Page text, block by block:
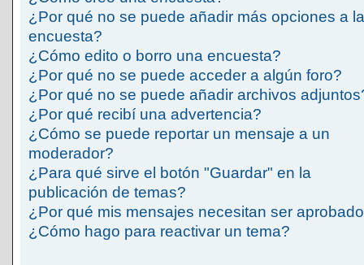
¿Por qué no se puede añadir más opciones a la
encuesta?
¿Cómo edito o borro una encuesta?
¿Por qué no se puede acceder a algún foro?
¿Por qué no se puede añadir archivos
¿Por qué recibí una advertencia?
¿Cómo se puede reportar un mensaje a un
moderador?
¿Para qué sirve el botón "Guardar" en la
publicación de temas?
¿Por qué mis mensajes necesitan ser
¿Cómo hago para reactivar un tema?